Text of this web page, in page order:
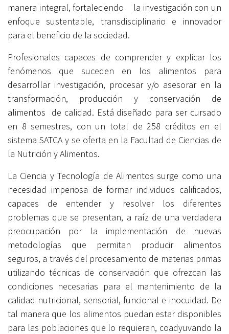
manera integral, fortaleciendo la investigación con un
enfoque sustentable, transdisciplinario e innovador
para el beneficio de la sociedad.
Profesionales capaces de comprender y explicar los
fenómenos que suceden en los alimentos para
desarrollar investigación, procesar y/o asesorar en la
transformación, producción y conservación de
alimentos de calidad. Está diseñado para ser cursado
en 8 semestres, con un total de 258 créditos en el
sistema SATCA y se oferta en la Facultad de Ciencias de
la Nutrición y Alimentos.
La Ciencia y Tecnología de Alimentos surge como una
necesidad imperiosa de formar individuos calificados,
capaces de entender y resolver los diferentes
problemas que se presentan, a raíz de una verdadera
preocupación por la implementación de nuevas
metodologías que permitan producir alimentos
seguros, a través del procesamiento de materias primas
utilizando técnicas de conservación que ofrezcan las
condiciones necesarias para el mantenimiento de la
calidad nutricional, sensorial, funcional e inocuidad. De
tal manera que los alimentos puedan estar disponibles
para las poblaciones que lo requieran, coadyuvando la